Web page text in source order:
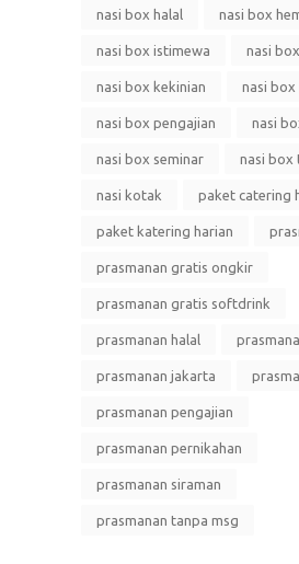
nasi box halal nasi box
nasi box istimewa nasi
nasi box kekinian nasi
nasi box pengajian nasi
nasi box seminar nasi box
nasi kotak paket catering
paket katering harian
prasmanan gratis ongkir
prasmanan gratis softdrink
prasmanan halal
prasmanan jakarta
prasmanan pengajian
prasmanan pernikahan
prasmanan siraman
prasmanan tanpa msg